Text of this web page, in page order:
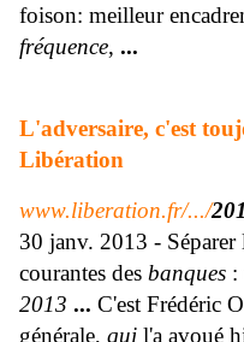
foison: meilleur
fréquence, ...
L'adversaire, c'est
Libération
www.liberation.fr/.../
30 janv. 2013 - Séparer
courantes des banques :
2013 ... C'est Frédéric
générale, qui l'a avoué